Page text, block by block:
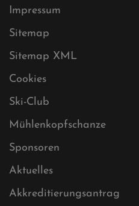
Datenschutz
Impressum
Sitemap
Sitemap XML
Cookies
Ski-Club
Mühlenkopfschanze